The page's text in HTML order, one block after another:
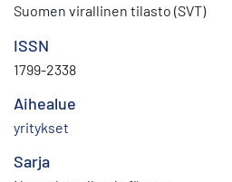
Suomen virallinen tilasto (SVT)
ISSN
1799-2338
Aihealue
yritykset
Sarja